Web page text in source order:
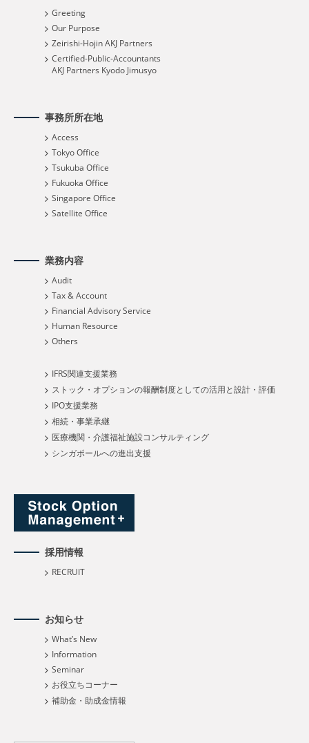
Greeting
Our Purpose
Zeirishi-Hojin AKJ Partners
Certified-Public-Accountants
AKJ Partners Kyodo Jimusyo
事務所所在地
Access
Tokyo Office
Tsukuba Office
Fukuoka Office
Singapore Office
Satellite Office
業務内容
Audit
Tax & Account
Financial Advisory Service
Human Resource
Others
IFRS関連支援業務
ストック・オプションの報酬制度としての活用と設計・評価
IPO支援業務
相続・事業承継
医療機関・介護福祉施設コンサルティング
シンガポールへの進出支援
採用情報
RECRUIT
お知らせ
What’s New
Information
Seminar
お役立ちコーナー
補助金・助成金情報